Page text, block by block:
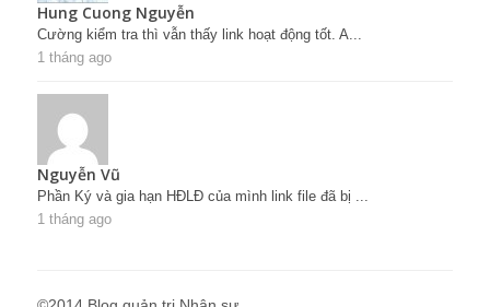
Hung Cuong Nguyễn
Cường kiểm tra thì vẫn thấy link hoạt động tốt. A...
1 tháng ago
Nguyễn Vũ
Phần Ký và gia hạn HĐLĐ của mình link file đã bị ...
1 tháng ago